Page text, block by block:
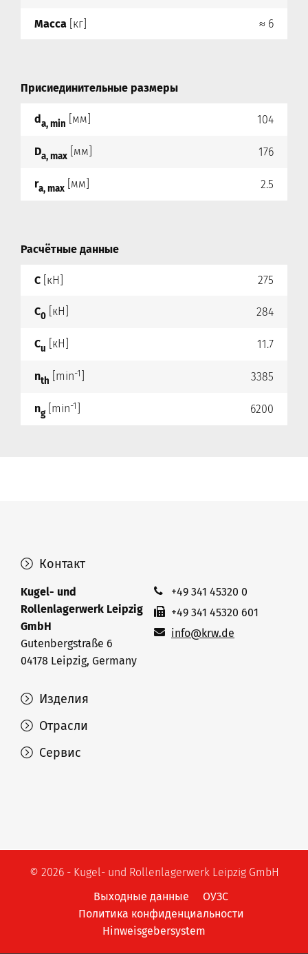
Масса [кг] ≈ 6
Присиединительные размеры
da, min [мм] 104
Da, max [мм] 176
ra, max [мм] 2.5
Расчётные данные
C [кН] 275
C0 [кН] 284
Cu [кН] 11.7
nth [min-1 3385
ng[min-1 6200
Изделия
Отрасли
Сервис
Контакт
Kugel- und
Rollenlagerwerk Leipzig
GmbH
Gutenbergstraße 6
04178 Leipzig, Germany
+49 341 45320 0
+49 341 45320 601
info@krw.de
© 2026 - Kugel- und Rollenlagerwerk Leipzig GmbH
Выходные данные
ОУЗС
Политика конфиденциальности
Hinweisgebersystem